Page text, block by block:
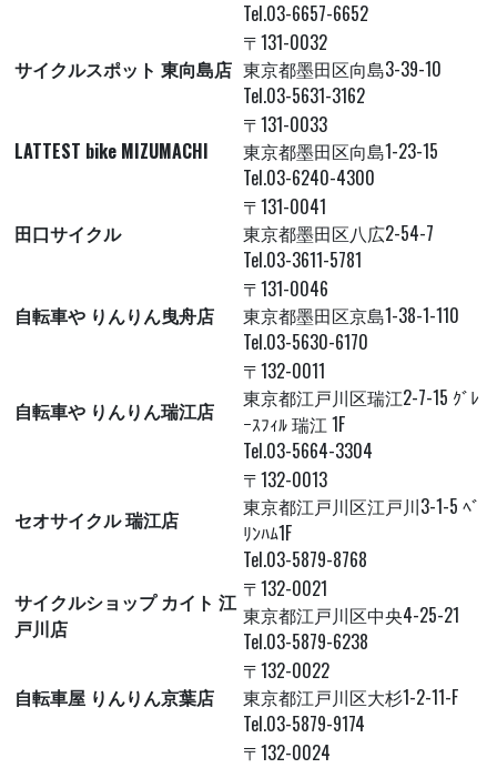
Tel.03-6657-6652
サイクルスポット 東向島店
〒131-0032
東京都墨田区向島3-39-10
Tel.03-5631-3162
LATTEST bike MIZUMACHI
〒131-0033
東京都墨田区向島1-23-15
Tel.03-6240-4300
田口サイクル
〒131-0041
東京都墨田区八広2-54-7
Tel.03-3611-5781
自転車や りんりん曳舟店
〒131-0046
東京都墨田区京島1-38-1-110
Tel.03-5630-6170
自転車や りんりん瑞江店
〒132-0011
東京都江戸川区瑞江2-7-15 ｸﾞﾚ
ｰｽﾌｨﾙ 瑞江 1F
Tel.03-5664-3304
セオサイクル 瑞江店
〒132-0013
東京都江戸川区江戸川3-1-5 ﾍﾞ
ﾘﾝﾊﾑ1F
Tel.03-5879-8768
サイクルショップ カイト 江
戸川店
〒132-0021
東京都江戸川区中央4-25-21
Tel.03-5879-6238
自転車屋 りんりん京葉店
〒132-0022
東京都江戸川区大杉1-2-11-F
Tel.03-5879-9174
〒132-0024